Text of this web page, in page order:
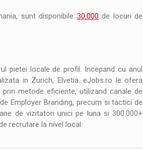
sunt disponibile 30.000 de locuri de
pietei locale de profil. Incepand cu anul
in Zurich, Elvetia. eJobs.ro le ofera
metode eficiente, utilizand canale de
Employer Branding, precum si tactici de
de vizitatori unici pe luna si 300.000+
recrutare la nivel local.